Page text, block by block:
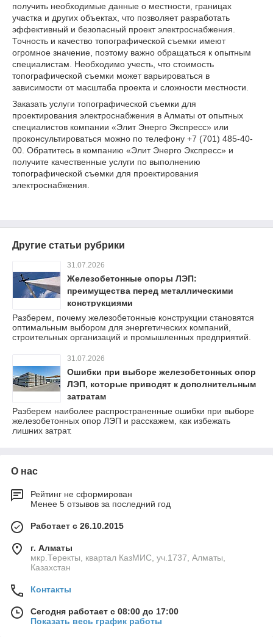
получить необходимые данные о местности, границах
участка и других объектах, что позволяет разработать
эффективный и безопасный проект электроснабжения.
Точность и качество топографической съемки имеют
огромное значение, поэтому важно обращаться к опытным
специалистам. Необходимо учесть, что стоимость
топографической съемки может варьироваться в
зависимости от масштаба проекта и сложности местности.
Заказать услуги топографической съемки для
проектирования электроснабжения в Алматы от опытных
специалистов компании «Элит Энерго Экспресс» или
проконсультироваться можно по телефону +7 (701) 485-40-
00. Обратитесь в компанию «Элит Энерго Экспресс» и
получите качественные услуги по выполнению
топографической съемки для проектирования
электроснабжения.
Другие статьи рубрики
31.07.2026
Железобетонные опоры ЛЭП:
преимущества перед металлическими
конструкциями
Разберем, почему железобетонные конструкции становятся
оптимальным выбором для энергетических компаний,
строительных организаций и промышленных предприятий.
31.07.2026
Ошибки при выборе железобетонных опор
ЛЭП, которые приводят к дополнительным
затратам
Разберем наиболее распространенные ошибки при выборе
железобетонных опор ЛЭП и расскажем, как избежать
лишних затрат.
О нас
Рейтинг не сформирован
Менее 5 отзывов за последний год
Работает с 26.10.2015
г. Алматы
мкр.Теректы, квартал КазМИС, уч.1737, Алматы,
Казахстан
Контакты
Сегодня работает с 08:00 до 17:00
Показать весь график работы